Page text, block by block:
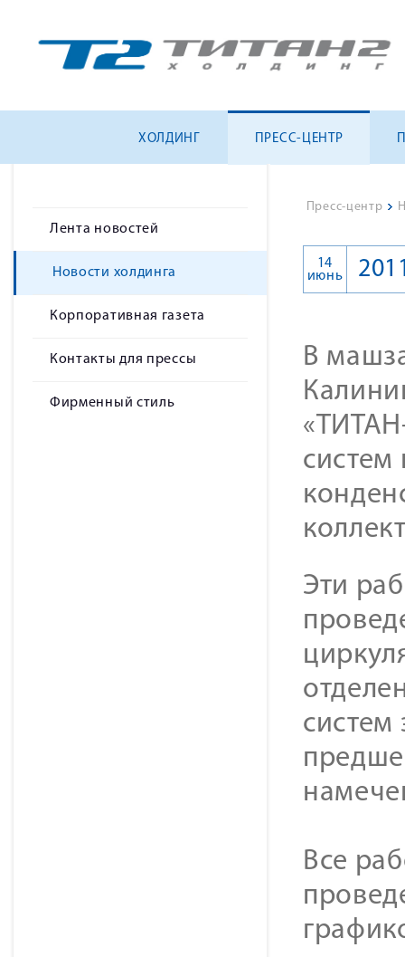
ХОЛДИНГ ПРЕСС-ЦЕНТР
Лента новостей
Новости холдинга
Корпоративная газета
Контакты для прессы
Фирменный стиль
Пресс-центр >
14
июнь
В
систем
Эти
систем
Все